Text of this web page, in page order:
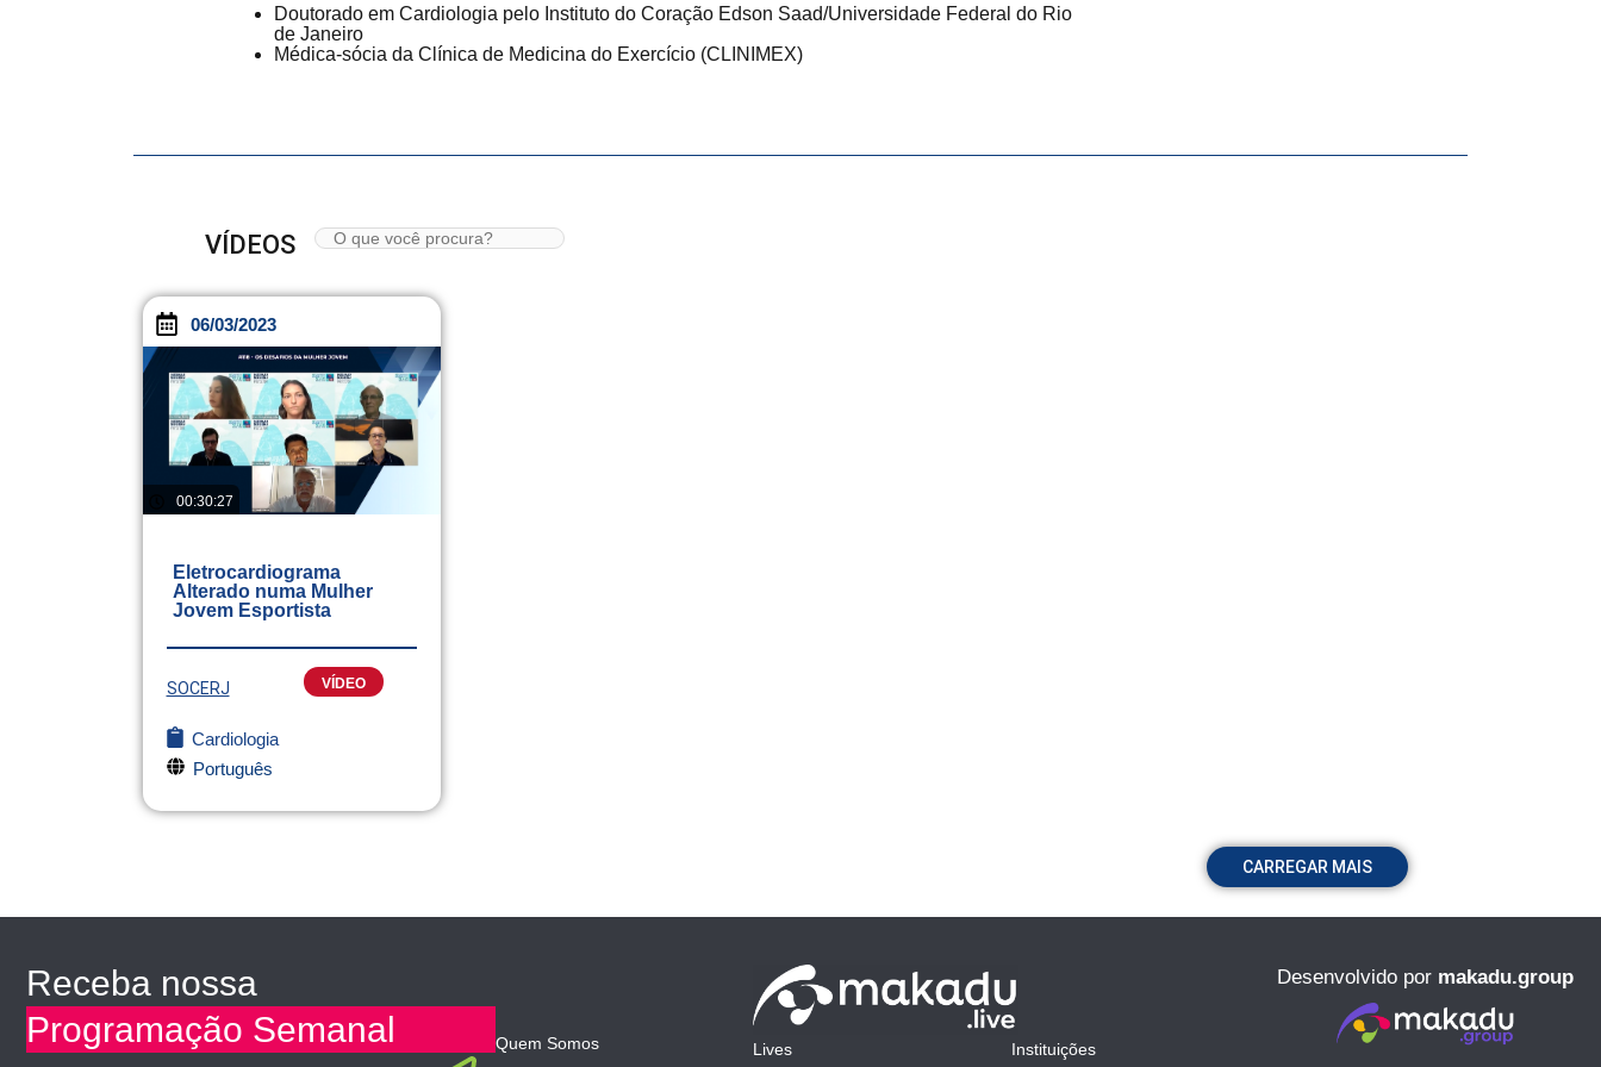
Doutorado em Cardiologia pelo Instituto do Coração Edson Saad/Universidade Federal do Rio
de Janeiro
Médica-sócia da Clínica de Medicina do Exercício (CLINIMEX)
VÍDEOS
06/03/2023
00:30:27
Eletrocardiograma
Alterado numa Mulher
Jovem Esportista
SOCERJ VÍDEO
Cardiologia
Português
CARREGAR MAIS
Receba nossa
Programação Semanal
Quem Somos Lives Instituições
Desenvolvido por makadu.group